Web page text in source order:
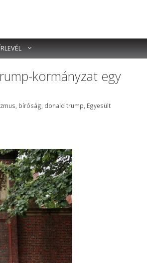
kormányzat egy
bíróság donald trump Egyesült